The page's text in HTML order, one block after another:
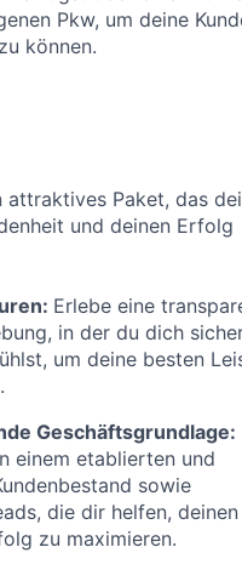
Pkw, um deine
können.
attraktives Paket, das
und deinen Erfolg
Erlebe eine
in der du dich
um deine besten
Geschäftsgrundlage:
einem etablierten und
sowie
die dir helfen, deinen
zu maximieren.